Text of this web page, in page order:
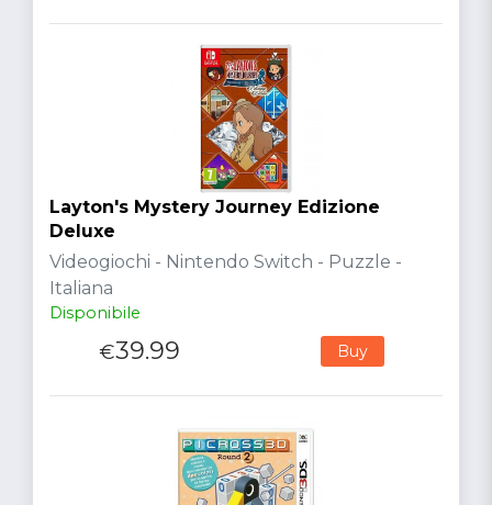
Layton's Mystery Journey Edizione
Deluxe
Videogiochi - Nintendo Switch - Puzzle -
Italiana
Disponibile
€39.99 Buy